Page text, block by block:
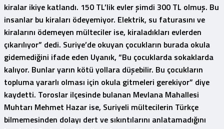
kiralar ikiye katlandı. 150 TL’lik evler şimdi 300 TL olmuş. Bu
insanlar bu kiraları ödeyemiyor. Elektrik, su faturasını ve
kiralarını ödemeyen mülteciler ise, kiraladıkları evlerden
çıkarılıyor” dedi. Suriye’de okuyan çocukların burada okula
gidemediğini ifade eden Uyanık, “Bu çocuklarda sokaklarda
kalıyor. Bunlar yarın kötü yollara düşebilir. Bu çocukların
topluma yararlı olması için okula gitmeleri gerekiyor” diye
kaydetti. Toroslar ilçesinde bulanan Mevlana Mahallesi
Muhtarı Mehmet Hazar ise, Suriyeli mültecilerin Türkçe
bilmemesinden dolayı dert ve sıkıntılarını anlatamadığını